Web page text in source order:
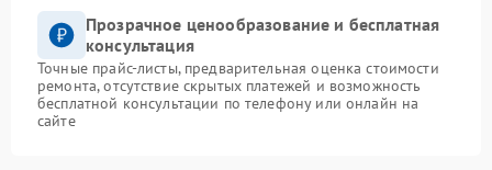
Прозрачное ценообразование и бесплатная
консультация
Точные прайс-листы, предварительная оценка стоимости
ремонта, отсутствие скрытых платежей и возможность
бесплатной консультации по телефону или онлайн на
сайте